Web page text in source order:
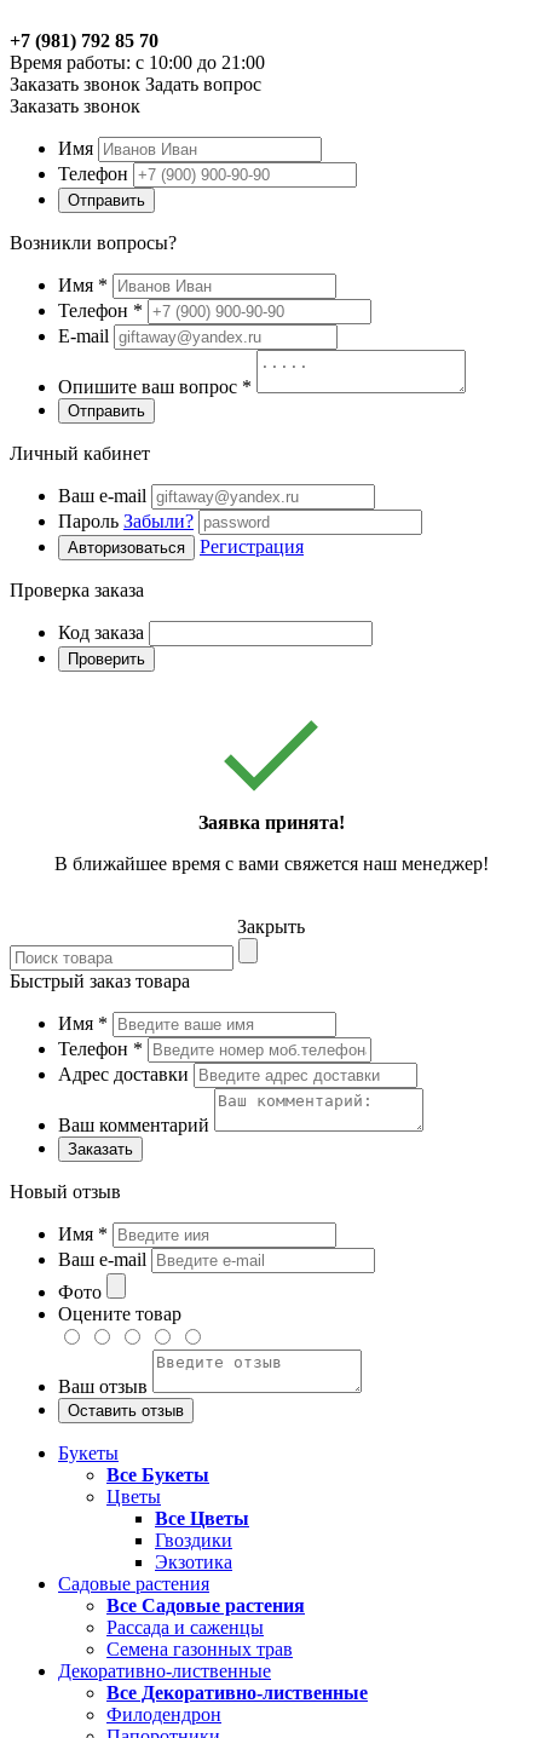
+7 (981) 792 85 70
Время работы: с 10:00 до 21:00
Заказать звонок Задать вопрос
Заказать звонок
Имя
Телефон
Отправить
Возникли вопросы?
Имя *
Телефон *
E-mail
Опишите ваш вопрос *
Отправить
Личный кабинет
Ваш e-mail
Пароль Забыли?
Авторизоваться Регистрация
Проверка заказа
Код заказа
Проверить
Заявка принята!
В ближайшее время с вами свяжется наш менеджер!
Закрыть
Быстрый заказ товара
Имя *
Телефон *
Адрес доставки
Ваш комментарий
Заказать
Новый отзыв
Имя *
Ваш e-mail
Фото
Оцените товар
Ваш отзыв
Букеты
Все Букеты
Цветы
Все Цветы
Гвоздики
Экзотика
Садовые растения
Все Садовые растения
Рассада и саженцы
Семена газонных трав
Декоративно-лиственные
Все Декоративно-лиственные
Филодендрон